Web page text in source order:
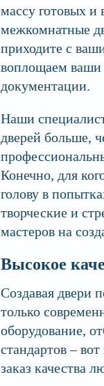
массу готовых и
межкомнатные
приходите с
воплощаем ваши
документации.
Наши
дверей больше,
Конечно, для
голову в
творческие и
мастеров на
Высокое
Создавая двери
только
оборудование,
стандартов –
заказ качества